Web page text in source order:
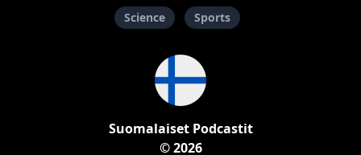
Science
Sports
Suomalaiset Podcastit
© 2026